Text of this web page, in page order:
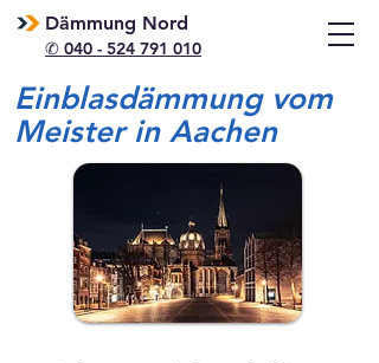
Dämmung Nord
✆ 040 - 524 791 010
Einblasdämmung vom
Meister in Aachen